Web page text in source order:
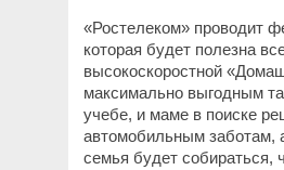
«Ростелеком» проводит
которая будет полезна
высокоскоростной
максимально выгодным
учебе, и маме в поиске
автомобильным заботам,
семья будет